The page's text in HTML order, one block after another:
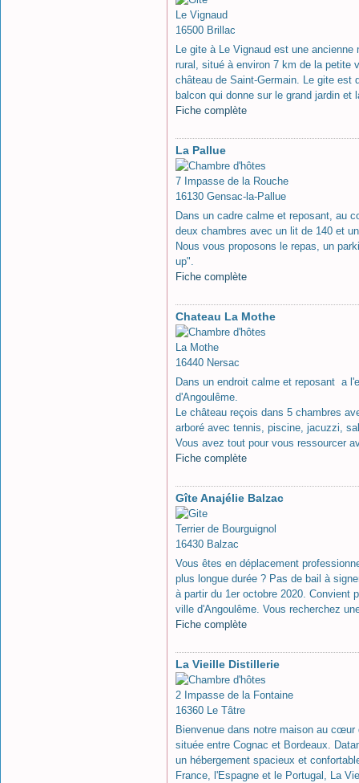
Le Vignaud
16500 Brillac
Le gite à Le Vignaud est une
rural, situé à environ 7 km de la petite
château de Saint-Germain. Le gite est
balcon qui donne sur le grand jardin et
Fiche complète
La Pallue
7 Impasse de la Rouche
16130 Gensac-la-Pallue
Dans un cadre calme et reposant, au
deux chambres avec un lit de 140 et
Nous vous proposons le repas, un
up".
Fiche complète
Chateau La Mothe
La Mothe
16440 Nersac
Dans un endroit calme et reposant a
d'Angoulême.
Le château reçois dans 5 chambres
arboré avec tennis, piscine, jacuzzi,
Vous avez tout pour vous ressourcer
Fiche complète
Gîte Anajélie Balzac
Terrier de Bourguignol
16430 Balzac
Vous êtes en déplacement
plus longue durée ? Pas de bail à
à partir du 1er octobre 2020. Convient
ville d'Angoulême. Vous recherchez
Fiche complète
La Vieille Distillerie
2 Impasse de la Fontaine
16360 Le Tâtre
Bienvenue dans notre maison au cœur
située entre Cognac et Bordeaux.
un hébergement spacieux et
France, l'Espagne et le Portugal, La